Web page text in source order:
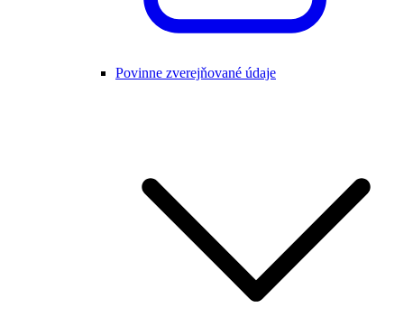
Povinne zverejňované údaje